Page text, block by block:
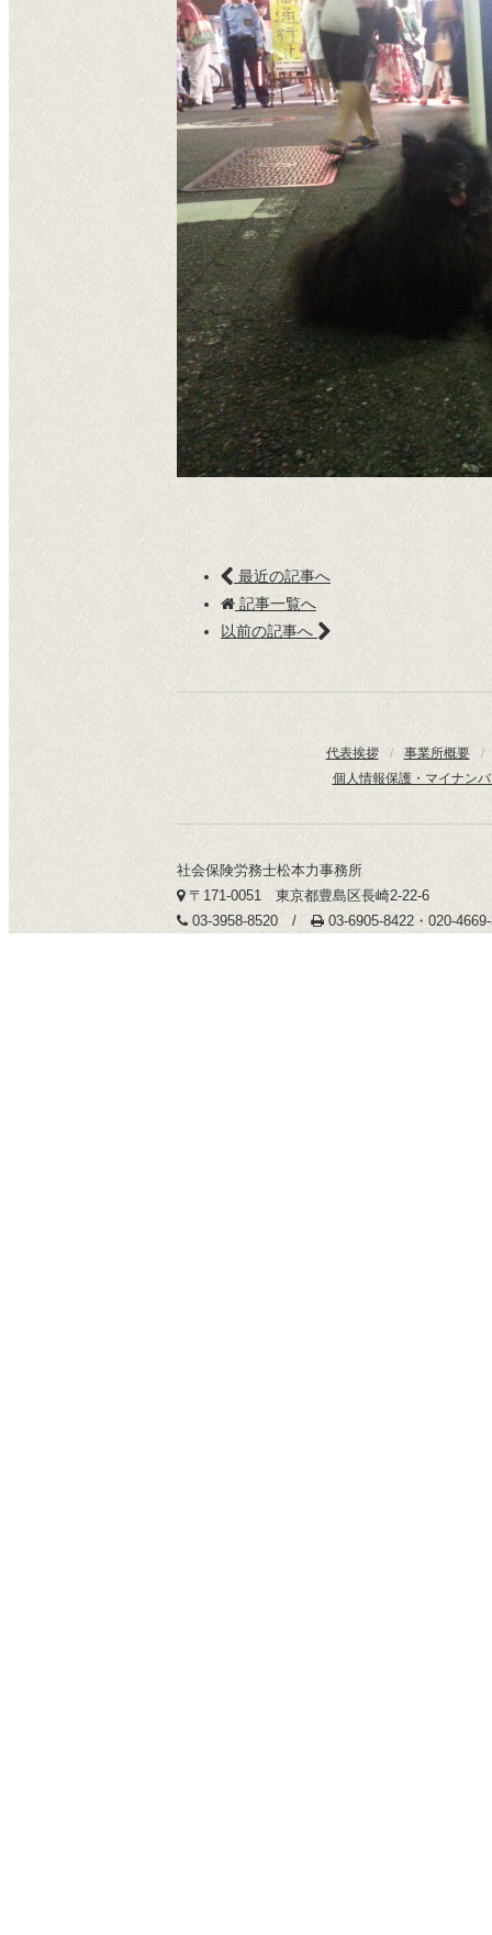
最近の記事へ
記事一覧へ
以前の記事へ
代表挨拶 / 事業所概要
/
個人情報保護・マイナン
社会保険労務士松本力事務所
〒171-0051 東京都豊島区長崎2-22-6
03-3958-8520 /
03-6905-8422・020-